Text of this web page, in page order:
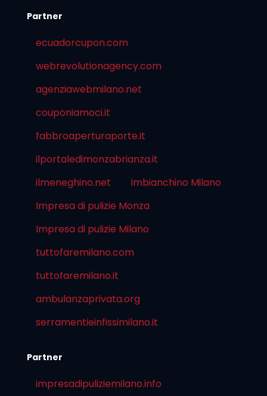
Partner
ecuadorcupon.com
webrevolutionagency.com
agenziawebmilano.net
couponiamoci.it
fabbroaperturaporte.it
ilportaledimonzabrianza.it
ilmeneghino.net
Imbianchino Milano
Impresa di pulizie Monza
Impresa di pulizie Milano
tuttofaremilano.com
tuttofaremilano.it
ambulanzaprivata.org
serramentieinfissimilano.it
Partner
impresadipuliziemilano.info